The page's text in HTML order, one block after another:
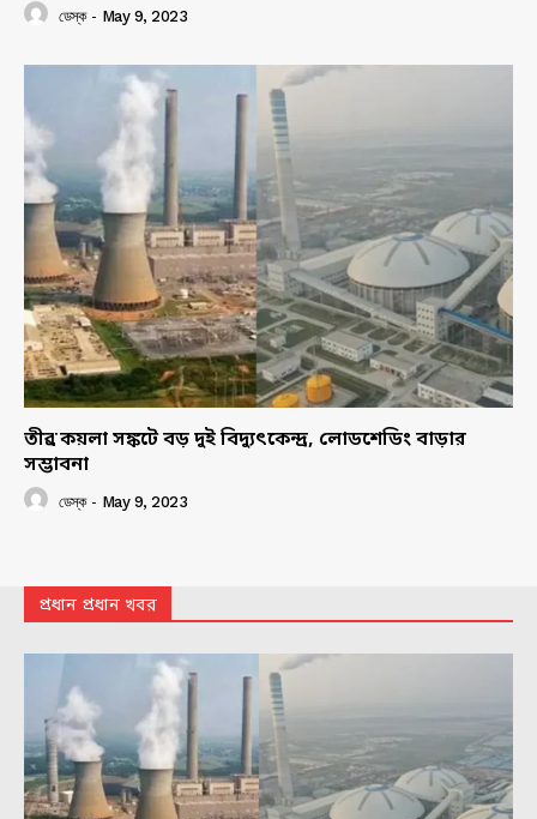
ডেস্ক - May 9, 2023
তীব্র কয়লা সঙ্কটে বড় দুই বিদ্যুৎকেন্দ্র, লোডশেডিং বাড়ার
সম্ভাবনা
ডেস্ক - May 9, 2023
প্রধান প্রধান খবর